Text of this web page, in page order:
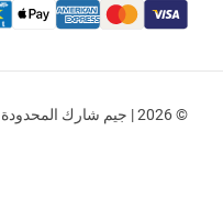
© 2026 | جيم شارك المحدودة (ذ.م.م) | شركة الطاير إنسغنيا| جميع الحقوق محفوظة